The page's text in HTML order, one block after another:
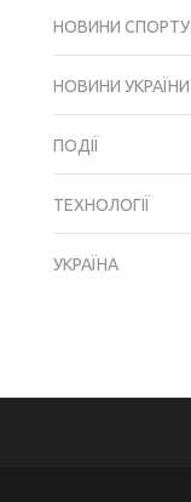
НОВИНИ СПОРТУ
НОВИНИ УКРАЇНИ
ПОДІЇ
ТЕХНОЛОГІЇ
УКРАЇНА